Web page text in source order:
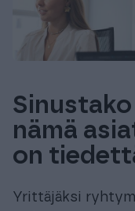
nämä
on
Yrittäjäksi